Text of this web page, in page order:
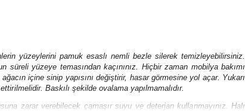
yüzeylerini pamuk esaslı nemli bezle silerek temizleyebilirsiniz.
yüzeye temasından kaçınınız. Hiçbir zaman mobilya bakımı
içine sinip yapısını değiştirir, hasar görmesine yol açar. Yukarı
Baskılı şekilde ovalama yapılmamalıdır.
zarar verebilecek çamaşır suyu ve deterjan kullanmayınız.
Halı